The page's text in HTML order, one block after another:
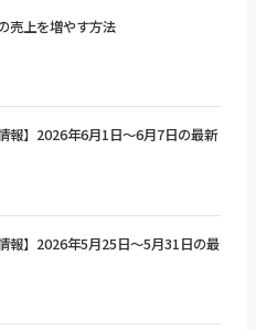
売上を増やす方法
報】2026年6月1日〜6月7日の最新
報】2026年5月25日〜5月31日の最